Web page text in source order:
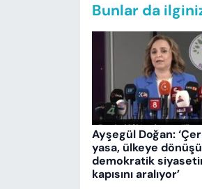
Bunlar da
Ayşegül Doğan:
yasa, ülkeye
demokratik
kapısını aralıyor’